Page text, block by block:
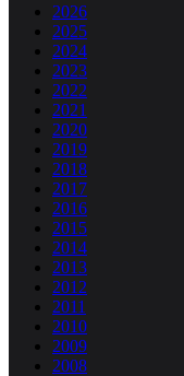
2026
2025
2024
2023
2022
2021
2020
2019
2018
2017
2016
2015
2014
2013
2012
2011
2010
2009
2008